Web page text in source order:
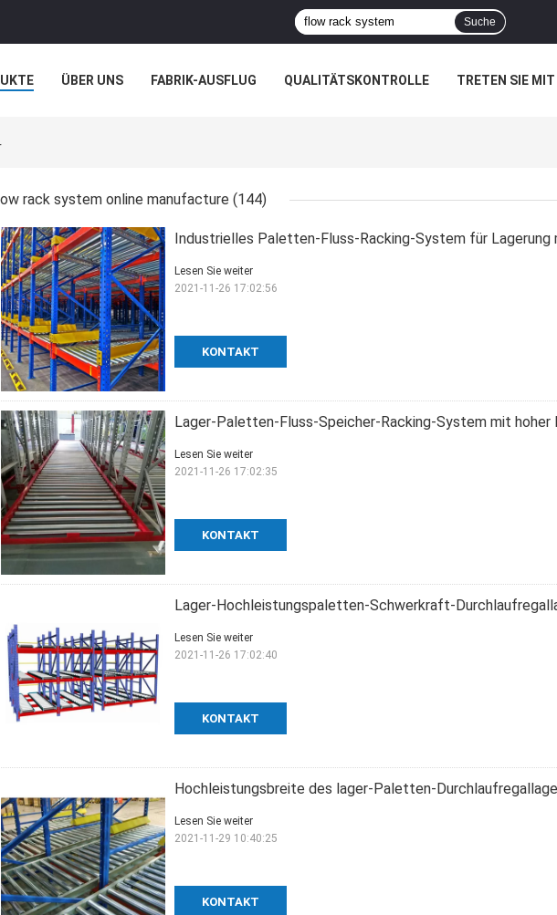
Suche
ÜBER UNS FABRIK-AUSFLUG QUALITÄTSKONTROLLE TRETEN SIE
rack system online manufacture (144)
Industrielles Paletten-Fluss-Racking-System für Lagerung
KONTAKT
Lesen Sie weiter
2021-11-26 17:02:56
Lager-Paletten-Fluss-Speicher-Racking-System mit hoher
KONTAKT
Lesen Sie weiter
2021-11-26 17:02:35
Lager-Hochleistungspaletten-Schwerkraft-
KONTAKT
Lesen Sie weiter
2021-11-26 17:02:40
Hochleistungsbreite des lager-Paletten-
KONTAKT
Lesen Sie weiter
2021-11-29 10:40:25